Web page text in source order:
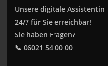
Unsere digitale Assistentin
24/7 für Sie erreichbar!
Sie haben Fragen?
📞 06021 54 00 00